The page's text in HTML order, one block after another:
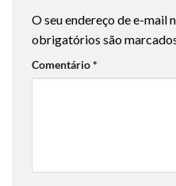
O seu endereço de e-mail
obrigatórios são
Comentário*